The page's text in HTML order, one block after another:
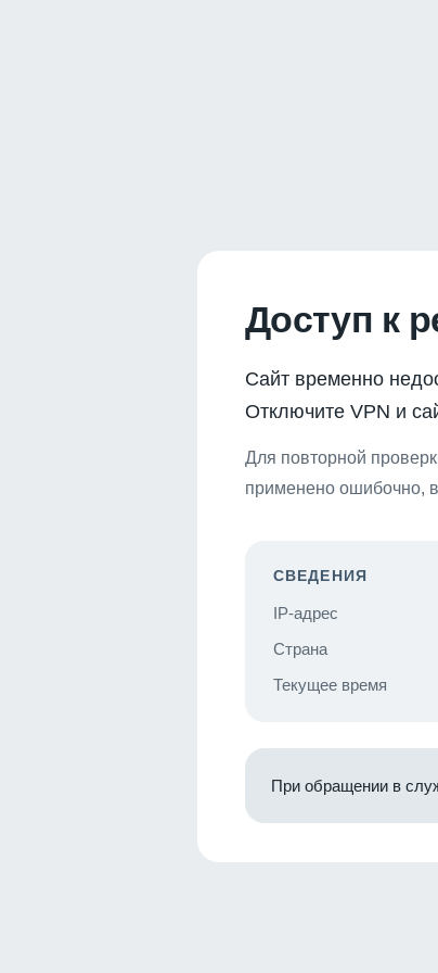
Доступ к
Сайт временно
Отключите VPN и
Для повторной
применено ошибочно,
СВЕДЕНИЯ
IP-адрес
Страна
Текущее время
При обращении в